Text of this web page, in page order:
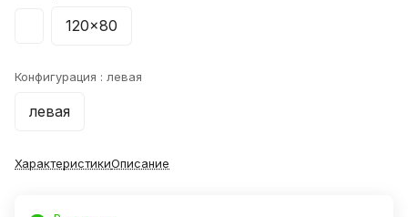
120x80
Конфигурация : левая
левая
ХарактеристикиОписание